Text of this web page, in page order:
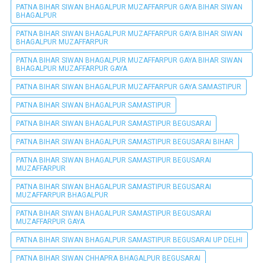
PATNA BIHAR SIWAN BHAGALPUR MUZAFFARPUR GAYA BIHAR SIWAN
BHAGALPUR
PATNA BIHAR SIWAN BHAGALPUR MUZAFFARPUR GAYA BIHAR SIWAN
BHAGALPUR MUZAFFARPUR
PATNA BIHAR SIWAN BHAGALPUR MUZAFFARPUR GAYA BIHAR SIWAN
BHAGALPUR MUZAFFARPUR GAYA
PATNA BIHAR SIWAN BHAGALPUR MUZAFFARPUR GAYA SAMASTIPUR
PATNA BIHAR SIWAN BHAGALPUR SAMASTIPUR
PATNA BIHAR SIWAN BHAGALPUR SAMASTIPUR BEGUSARAI
PATNA BIHAR SIWAN BHAGALPUR SAMASTIPUR BEGUSARAI BIHAR
PATNA BIHAR SIWAN BHAGALPUR SAMASTIPUR BEGUSARAI
MUZAFFARPUR
PATNA BIHAR SIWAN BHAGALPUR SAMASTIPUR BEGUSARAI
MUZAFFARPUR BHAGALPUR
PATNA BIHAR SIWAN BHAGALPUR SAMASTIPUR BEGUSARAI
MUZAFFARPUR GAYA
PATNA BIHAR SIWAN BHAGALPUR SAMASTIPUR BEGUSARAI UP DELHI
PATNA BIHAR SIWAN CHHAPRA BHAGALPUR BEGUSARAI